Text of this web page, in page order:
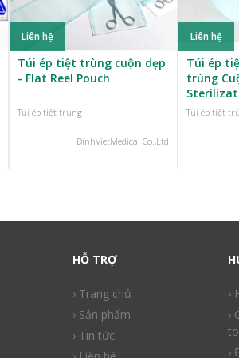
Liên hệ
Túi ép tiệt trùng cuộn dẹp
- Flat Reel Pouch
Túi ép tiệt trùng
DinhVietMedical Co.,Ltd
Liên hệ
Túi ép
trùng
Túi ép tiệt
HỖ TRỢ
› Trang chủ
› Sản phẩm
› Tin tức
›
›
›